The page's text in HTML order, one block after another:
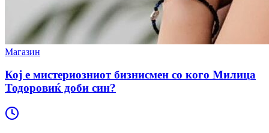
Магазин
Кој е мистериозниот бизнисмен со кого Милица
Тодоровиќ доби син?